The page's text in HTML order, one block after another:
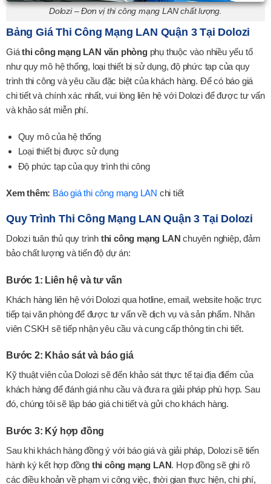
Dolozi – Đơn vị thi công mạng LAN chất lượng.
Bảng Giá Thi Công Mạng LAN Quận 3 Tại Dolozi
Giáthi công mạng LAN văn phòngphụ thuộc vào nhiều yếu tố
như quy mô hệ thống, loại thiết bị sử dụng, độ phức tạp của quy
trình thi công và yêu cầu đặc biệt của khách hàng. Để có báo giá
chi tiết và chính xác nhất, vui lòng liên hệ với Dolozi để được tư vấn
và khảo sát miễn phí.
Quy mô của hệ thống
Loại thiết bị được sử dụng
Độ phức tạp của quy trình thi công
Xem thêm: Báo giá thi công mạng LAN chi tiết
Quy Trình Thi Công Mạng LAN Quận 3 Tại Dolozi
Dolozi tuân thủ quy trình thi công mạng LAN chuyên nghiệp, đảm
bảo chất lượng và tiến độ dự án:
Bước 1: Liên hệ và tư vấn
Khách hàng liên hệ với Dolozi qua hotline, email, website hoặc trực
tiếp tại văn phòng để được tư vấn về dịch vụ và sản phẩm. Nhân
viên CSKH sẽ tiếp nhận yêu cầu và cung cấp thông tin chi tiết.
Bước 2: Khảo sát và báo giá
Kỹ thuật viên của Dolozi sẽ đến khảo sát thực tế tại địa điểm của
khách hàng để đánh giá nhu cầu và đưa ra giải pháp phù hợp. Sau
đó, chúng tôi sẽ lập báo giá chi tiết và gửi cho khách hàng.
Bước 3: Ký hợp đồng
Sau khi khách hàng đồng ý với báo giá và giải pháp, Dolozi sẽ tiến
hành ký kết hợp đồng thi công mạng LAN. Hợp đồng sẽ ghi rõ
các điều khoản về phạm vi công việc, thời gian thực hiện, chi phí,